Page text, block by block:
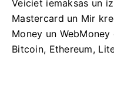
Veiciet iemaksas un
Mastercard un Mir
Money un
Bitcoin, Ethereum,